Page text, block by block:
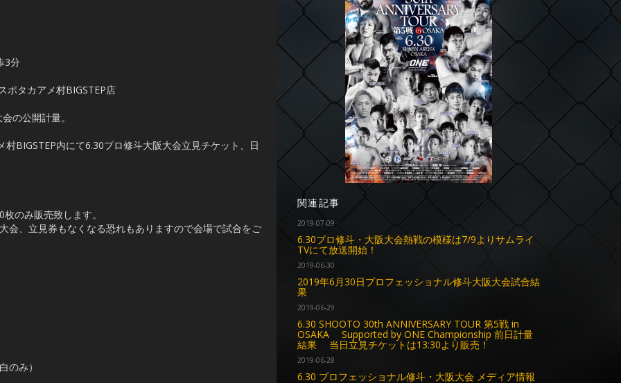
3分
ポタカアメ村BIGSTEP店
の公開計量。
BIGSTEP内にて6.30プロ修斗大阪大会立見チケット、日
のみ販売致します。
、立見券もなくなる恐れもありますので会場で試合をご
のみ）
関連記事
2019-07-09
6.30プロ修斗・大阪大会熱戦の模様は7/9よりサムライ
TVにて放送開始！
2019-06-30
2019年6月30日プロフェッショナル修斗大阪大会試合結
果
2019-06-29
6.30 SHOOTO 30th ANNIVERSARY TOUR 第5戦 in
OSAKA Supported by ONE Championship 前日計量
結果 当日立見チケットは13:30より販売！
2019-06-28
6.30 プロフェッショナル修斗・大阪大会 メディア情報